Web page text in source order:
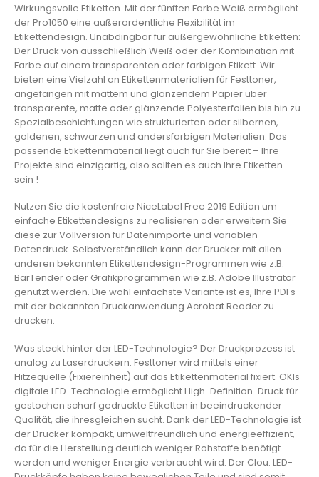
Wirkungsvolle Etiketten. Mit der fünften Farbe Weiß ermöglicht
der Pro1050 eine außerordentliche Flexibilität im
Etikettendesign. Unabdingbar für außergewöhnliche Etiketten:
Der Druck von ausschließlich Weiß oder der Kombination mit
Farbe auf einem transparenten oder farbigen Etikett. Wir
bieten eine Vielzahl an Etikettenmaterialien für Festtoner,
angefangen mit mattem und glänzendem Papier über
transparente, matte oder glänzende Polyesterfolien bis hin zu
Spezialbeschichtungen wie strukturierten oder silbernen,
goldenen, schwarzen und andersfarbigen Materialien. Das
passende Etikettenmaterial liegt auch für Sie bereit – Ihre
Projekte sind einzigartig, also sollten es auch Ihre Etiketten
sein !
Nutzen Sie die kostenfreie NiceLabel Free 2019 Edition um
einfache Etikettendesigns zu realisieren oder erweitern Sie
diese zur Vollversion für Datenimporte und variablen
Datendruck. Selbstverständlich kann der Drucker mit allen
anderen bekannten Etikettendesign-Programmen wie z.B.
BarTender oder Grafikprogrammen wie z.B. Adobe Illustrator
genutzt werden. Die wohl einfachste Variante ist es, Ihre PDFs
mit der bekannten Druckanwendung Acrobat Reader zu
drucken.
Was steckt hinter der LED-Technologie? Der Druckprozess ist
analog zu Laserdruckern: Festtoner wird mittels einer
Hitzequelle (Fixiereinheit) auf das Etikettenmaterial fixiert. OKIs
digitale LED-Technologie ermöglicht High-Definition-Druck für
gestochen scharf gedruckte Etiketten in beeindruckender
Qualität, die ihresgleichen sucht. Dank der LED-Technologie ist
der Drucker kompakt, umweltfreundlich und energieeffizient,
da für die Herstellung deutlich weniger Rohstoffe benötigt
werden und weniger Energie verbraucht wird. Der Clou: LED-